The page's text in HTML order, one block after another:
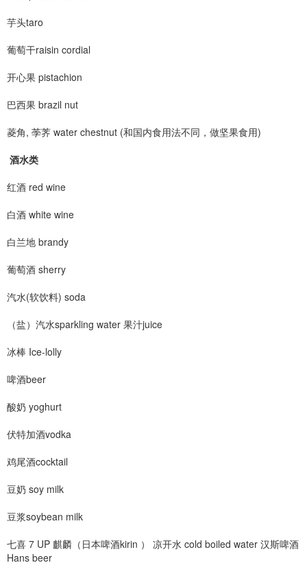
芋头taro
葡萄干raisin cordial
开心果 pistachion
巴西果 brazil nut
菱角, 荸荠 water chestnut (和国内食用法不同，做坚果食用)
酒水类
红酒 red wine
白酒 white wine
白兰地 brandy
葡萄酒 sherry
汽水(软饮料) soda
（盐）汽水sparkling water 果汁juice
冰棒 Ice-lolly
啤酒beer
酸奶 yoghurt
伏特加酒vodka
鸡尾酒cocktail
豆奶 soy milk
豆浆soybean milk
七喜 7 UP 麒麟（日本啤酒kirin ） 凉开水 cold boiled water 汉斯啤酒
Hans beer